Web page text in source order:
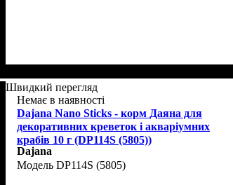
Швидкий перегляд
Немає в наявності
Dajana Nano Sticks - корм Даяна для
декоративних креветок і акваріумних
крабів 10 г (DP114S (5805))
Dajana
DP114S (5805)